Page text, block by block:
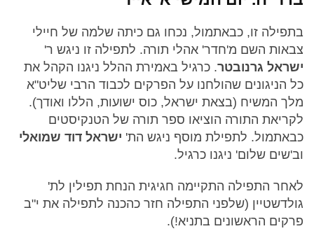
בתפילה זו, כבאתמול, נכחו גם כיתה שלמה של חיילי
צבאות השם מ'חדר' אהלי תורה. לתפילה זו ניגש ר'
ישראל גרנובטר. כרגיל באמירת ההלל ניגנו הקהל את
כל הניגונים שהולחנו על הפרקים לכבוד הרבי שליט"א
מלך המשיח (בצאת ישראל, כוס ישועות, הללו ואודך).
לקריאת התורה הוציאו ספר תורה של הטנקיסטים
כבאתמול. לתפילת מוסף ניגש הת' ישראל דוד שמואלי
וב'שים שלום' ניגנו כרגיל.
לאחר התפילה התקיימה חגיגית הנחת תפילין לת'
גולדשטיין (שלפני התפילה חזר כהכנה לתפילה את י"ב
פרקים הראשונים בתניא!).